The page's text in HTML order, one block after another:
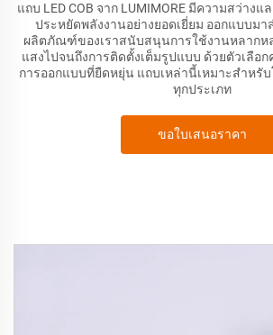
แถบ LED COB จาก LUMIMORE มีความสว่าง
ประหยัดพลังงานอย่างยอดเยี่ยม ออกแบบม
ผลิตภัณฑ์ของเราสนับสนุนการใช้งานหลากห
แสงไปจนถึงการติดตั้งเต็มรูปแบบ ด้วยตัวเลือ
การออกแบบที่ยืดหยุ่น แถบเหล่านี้เหมาะสำหรั
ทุกประเภท
ขอใบเสนอราคา